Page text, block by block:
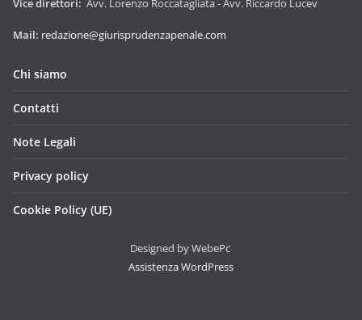
Vice direttori: Avv. Lorenzo Roccatagliata - Avv. Riccardo Lucev
Mail: redazione@giurisprudenzapenale.com
Chi siamo
Contatti
Note Legali
Privacy policy
Cookie Policy (UE)
Designed by WebePc
Assistenza WordPress